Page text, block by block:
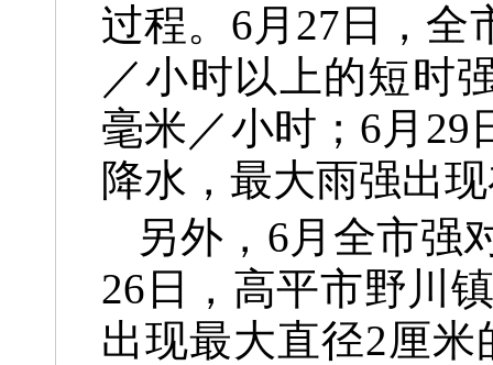
过程。6月27日，全
／小时以上的短时
毫米／小时；6月29
降水，最大雨强出
另外，6月全市强
26日，高平市野川
出现最大直径2厘